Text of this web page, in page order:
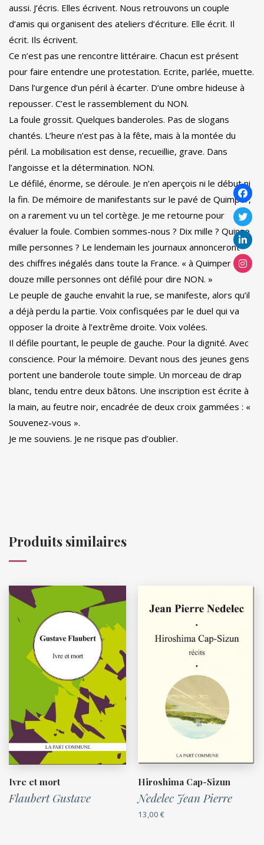
aussi. J’écris. Elles écrivent. Nous retrouvons un couple
d’amis qui organisent des ateliers d’écriture. Elle écrit. Il
écrit. Ils écrivent.
Ce n’est pas une rencontre littéraire. Chacun est présent
pour faire entendre une protestation. Ecrite, parlée, muette.
Dans l’urgence d’un péril à écarter. D’une ombre hideuse à
repousser. C’est le rassemblement du NON.
La foule grossit. Quelques banderoles. Pas de slogans
chantés. L’heure n’est pas à la fête, mais à la montée du
péril. La mobilisation est dense, recueillie, grave. Dans
l’angoisse et la détermination. NON.
Le défilé, énorme, se déroule. Je n’en aperçois ni le début ni
la fin. De mémoire de manifestants sur le pavé de Quimper,
on a rarement vu un tel cortège. Je me retourne pour
évaluer la foule. Combien sommes-nous ? Dix mille ? Quinze
mille personnes ? Le lendemain les journaux annonceront
des chiffres inégalés dans toute la France. « à Quimper
douze mille personnes ont défilé pour dire NON. »
Le peuple de gauche envahit la rue, se manifeste, alors qu’il
a déjà perdu la partie. Voix confisquées par le duel qui va
opposer la droite à l’extrême droite. Voix volées.
Il défile pourtant, le peuple de gauche. Pour la dignité. Avec
conscience. Pour la mémoire. Devant nous des jeunes gens
portent une banderole toute simple. Un morceau de drap
blanc, tendu entre deux bâtons. Une inscription est écrite à
la main, au feutre noir, encadrée de deux croix gammées : «
Souvenez-vous ».
Je me souviens. Je ne risque pas d’oublier.
Produits similaires
Ivre et mort
Flaubert Gustave
Hiroshima Cap-Sizun
Nedelec Jean Pierre
13,00 €